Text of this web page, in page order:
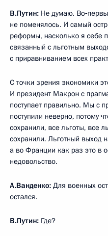
В.Путин: Не думаю.
не поменялось. И самый
реформы, насколько я себе
связанный с льготным
с приравниванием всех
С точки зрения экономики
И президент Макрон с
поступает правильно. Мы с
поступили неверно, потому
сохранили, все льготы, все
сохранили. Льготный выход
а во Франции как раз это в
недовольство.
А.Ванденко: Для военных
остался.
В.Путин: Где?